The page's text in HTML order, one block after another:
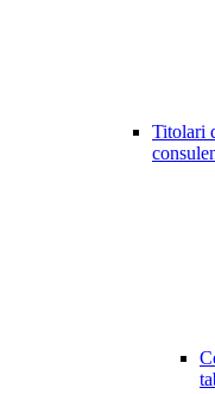
Titolari